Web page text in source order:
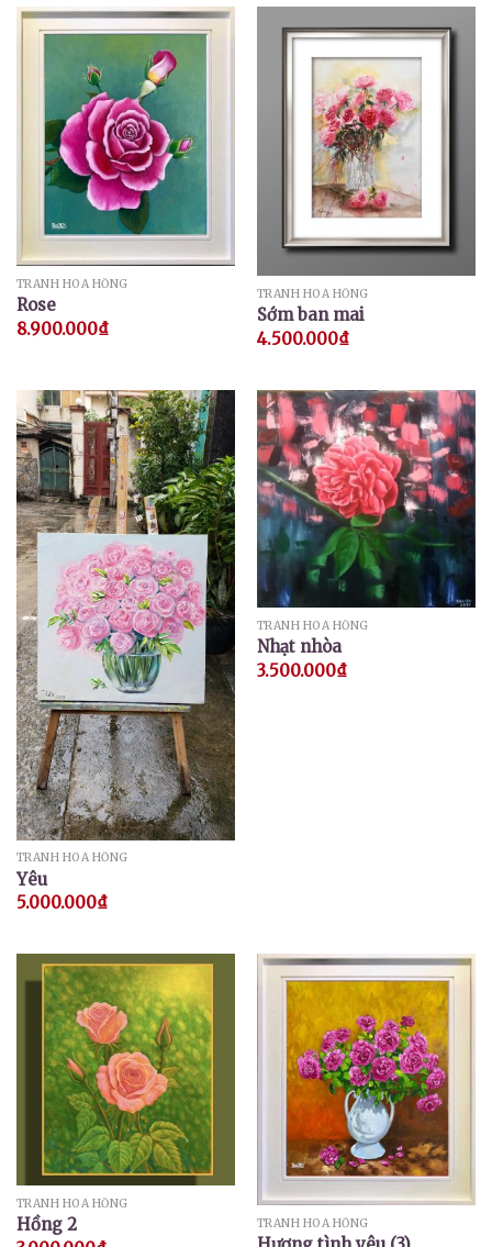
TRANH HOA HỒNG
Rose
8.900.000₫
TRANH HOA HỒNG
Sớm ban mai
4.500.000₫
TRANH HOA HỒNG
Yêu
5.000.000₫
TRANH HOA HỒNG
Nhạt nhòa
3.500.000₫
TRANH HOA HỒNG
Hồng 2
TRANH HOA HỒNG